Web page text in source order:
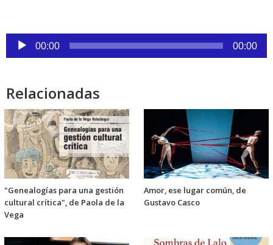
Reproductor
de
00:00 00:00
Relacionadas
"Genealogías para una gestión
cultural crítica", de Paola de la
Vega
Amor, ese lugar común, de
Gustavo Casco